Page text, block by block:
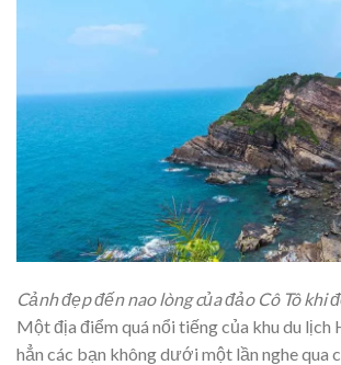
Cảnh đẹp đến nao lòng của đảo Cô Tô khi
Một địa điểm quá nổi tiếng của khu du lịch
hẳn các bạn không dưới một lần nghe qua